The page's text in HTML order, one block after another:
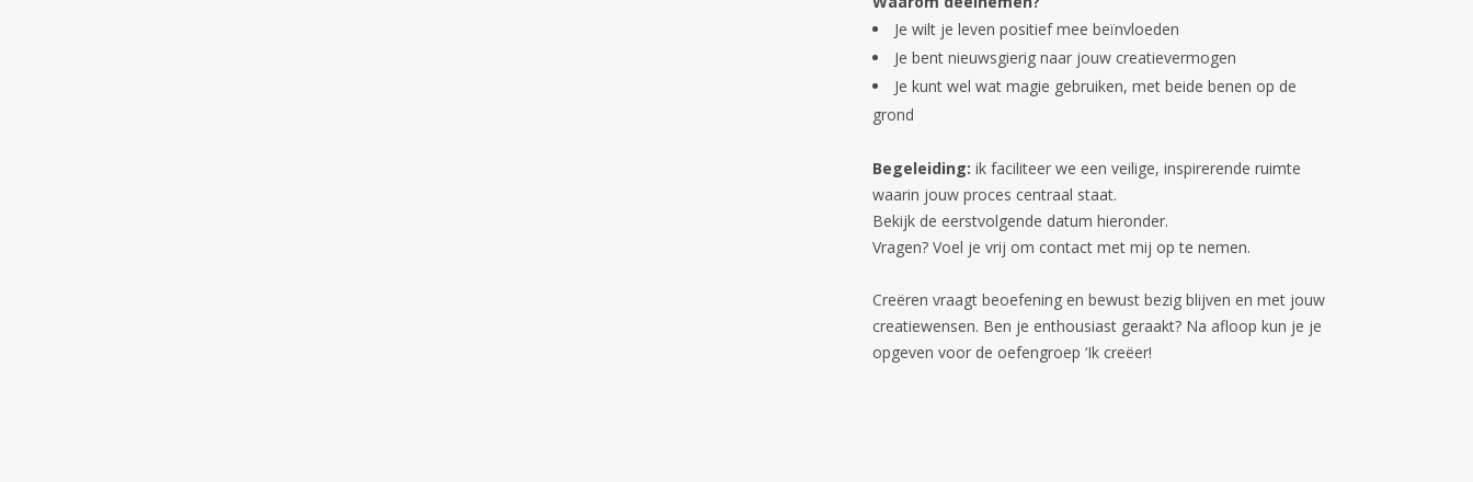
Je wilt je leven positief mee beïnvloeden
Je bent nieuwsgierig naar jouw creatievermogen
Je kunt wel wat magie gebruiken, met beide benen op de
grond
Begeleiding: ik faciliteer we een veilige, inspirerende ruimte
waarin jouw proces centraal staat.
Bekijk de eerstvolgende datum hieronder.
Vragen? Voel je vrij om contact met mij op te nemen.
Creëren vraagt beoefening en bewust bezig blijven en met jouw
creatiewensen. Ben je enthousiast geraakt? Na afloop kun je je
opgeven voor de oefengroep ‘Ik creëer!